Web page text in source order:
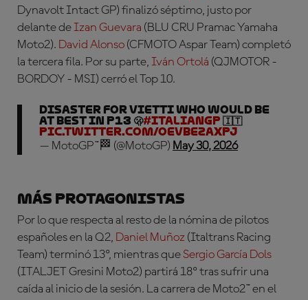
Dynavolt Intact GP) finalizó séptimo, justo por
delante deIzan Guevara (BLU CRU Pramac Yamaha
Moto2). David Alonso (CFMOTO Aspar Team) completó
la tercera fila. Por su parte, Iván Ortolá (QJMOTOR -
BORDOY - MSI) cerró el Top 10.
Disaster for Vietti who would be
at best in P13 🫢#ItalianGP 🇮🇹
pic.twitter.com/OEVBEzAXpJ
— MotoGP™🏁 (@MotoGP) May 30, 2026
Más protagonistas
Por lo que respecta al resto de la nómina de pilotos
españoles en la Q2, Daniel Muñoz (Italtrans Racing
Team) terminó 13º, mientras queSergio García Dols
(ITALJET Gresini Moto2) partirá 18º tras sufrir una
caída al inicio de la sesión. La carrera de Moto2™ en el